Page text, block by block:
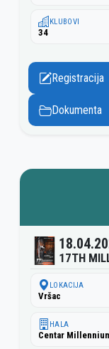
KLUBOVI
34
Registracija
Dokumenta
17TH
LOKACIJA
Vršac
HALA
Centar